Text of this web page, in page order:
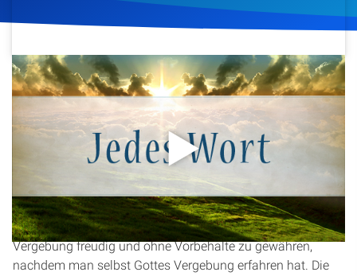
7. Juli 2016 208Klicks Download
In dieser Andacht aus der Serie „Jedes Wort“ spricht
Christopher Kramp über die Bedeutung der Vergebung,
sowohl im Verhältnis zu Gott als auch zu unseren
Mitmenschen. Basierend aufLukas 6,37ermutigt er dazu,
Vergebung freudig und ohne Vorbehalte zu gewähren,
nachdem man selbst Gottes Vergebung erfahren hat. Die
Artikel
Podcasts
Studienzentrum
Über Uns
Kontakt
Spenden